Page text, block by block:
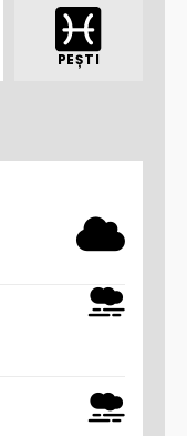
PEȘTI